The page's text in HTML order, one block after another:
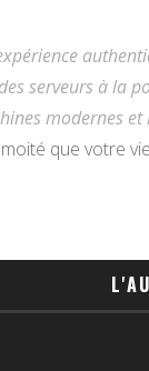
serveurs à la
modernes
que votre